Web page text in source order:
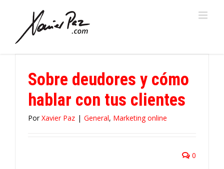
contenido
Sobre deudores y cómo
hablar con tus clientes
PorXavier Paz | General, Marketing online
0